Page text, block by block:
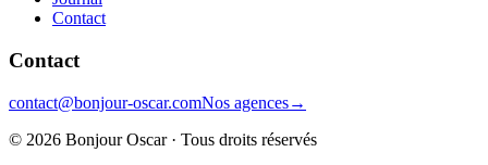
Contact
Contact
contact@bonjour-oscar.comNos agences→
© 2026 Bonjour Oscar · Tous droits réservés